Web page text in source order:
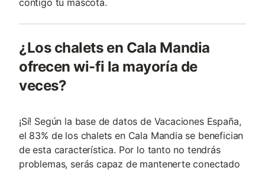
¿Los chalets en Cala Mandia
ofrecen wi-fi la mayoría de
veces?
¡Sí! Según la base de datos de Vacaciones España,
el 83% de los chalets en Cala Mandia se benefician
de esta característica. Por lo tanto no tendrás
problemas, serás capaz de mantenerte conectado